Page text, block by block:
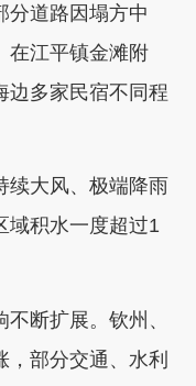
分道路因塌方中
在江平镇金滩附
边多家民宿不同程
续大风、极端降雨
域积水一度超过1
断扩展。钦州、
部分交通、水利